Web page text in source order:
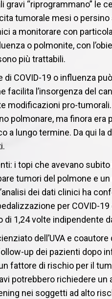
“riprogrammano” le
tumorale mesi o persino
a monitorare con
o polmonite, con
più trattabili.
di COVID-19 o influenza
l’insorgenza del
modificazioni pro-
polmonare, ma finora
a lungo termine. Da qui
i topi che avevano
tumori del polmone e
dei dati clinici ha
per COVID-
1,24 volte indipendente
dell’UVA e
up dei pazienti dopo
fattore di rischio per il
potrebbero richiedere
nei soggetti ad alto